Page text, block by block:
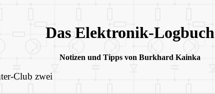
Das Elektronik-Logbuch
Notizen und Tipps von Burkhard Kainka
Club zwei